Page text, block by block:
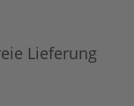
Lieferung